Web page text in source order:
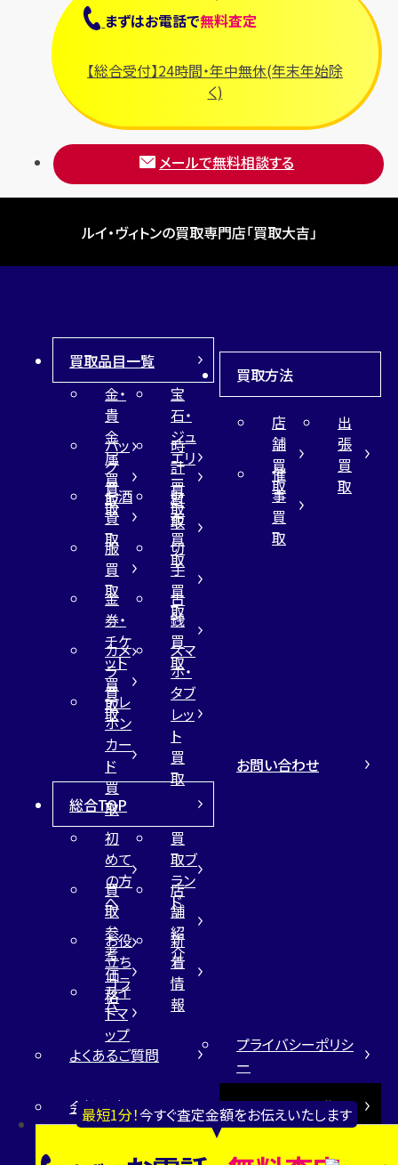
最短1分！今すぐ査定金額をお伝えいたします
まずはお電話で無料査定
【総合受付】24時間・年中無休(年末年始除
く)
メールで無料相談する
ルイ・ヴィトンの買取専門店「買取大吉」
買取品目一覧
金・
貴
金
属
買
取
宝
石・
ジュ
エリ
ー
買
取
バッ
グ
買
取
時
計
買
取
お酒
買
取
財
布
買
取
服
買
取
切
手
買
取
金
券・
チケ
ット
買
取
古
銭
買
取
カメ
ラ
買
取
スマ
ホ・
タブ
レッ
ト
買
取
テレ
ホン
カー
ド
買
取
買取方法
店
舗
買
取
出
張
買
取
催
事
買
取
総合TOP
初
めて
の方
へ
買
取ブ
ラン
ド
買
取
参
考
価
格
店
舗
紹
介
お役
立ち
コラ
ム
新
着
情
報
サイ
トマ
ップ
お問い合わせ
よくあるご質問
プライバシーポリシ
ー
会社案内
FCオーナー募集中